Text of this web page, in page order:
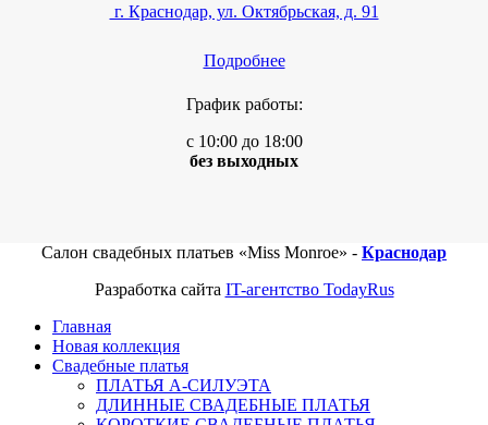
г. Краснодар, ул. Октябрьская, д. 91
Подробнее
График работы:
с 10:00 до 18:00
без выходных
Салон свадебных платьев «Miss Monroe» - Краснодар
Разработка сайта IT-агентство TodayRus
Главная
Новая коллекция
Свадебные платья
ПЛАТЬЯ А-СИЛУЭТА
ДЛИННЫЕ СВАДЕБНЫЕ ПЛАТЬЯ